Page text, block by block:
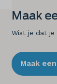
Taal
Maak
Wist je dat je
Maak